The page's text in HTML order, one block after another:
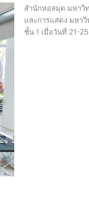
สำนักหอสมุด มหาวิ
และการแสดง มหา
ชั้น 1 เมื่อวันที่ 21-